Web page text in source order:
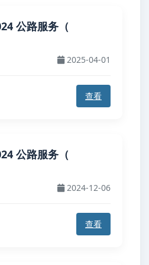
公路服务（
2025-04-01
查看
公路服务（
2024-12-06
查看